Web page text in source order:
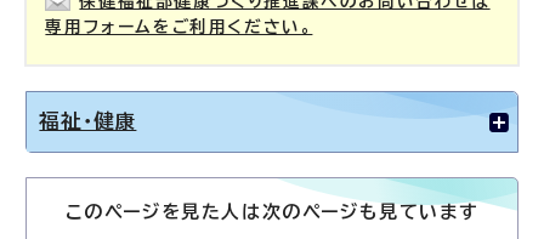
専用フォームをご利用ください。
福祉・健康
このページを見た人は次のページも見ています